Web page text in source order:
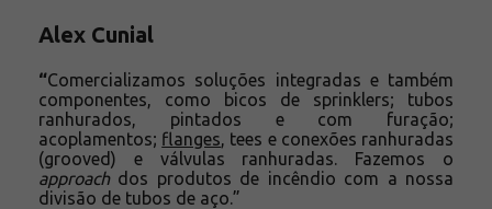
Alex Cunial
“Comercializamos soluções integradas e também
componentes, como bicos de sprinklers; tubos
ranhurados, pintados e com furação;
acoplamentos; flanges , tees e conexões ranhuradas
(grooved) e válvulas ranhuradas. Fazemos o
approachdos produtos de incêndio com a nossa
divisão de tubos de aço.”